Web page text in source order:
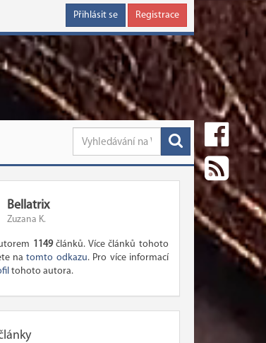
Přihlásit se Registrace
Bellatrix
Zuzana K.
1149článků. Více článků tohoto
natomto odkazu. Pro více informací
tohoto autora.